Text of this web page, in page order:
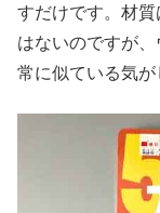
すだけです。材
はないのですが
常に似ている気が